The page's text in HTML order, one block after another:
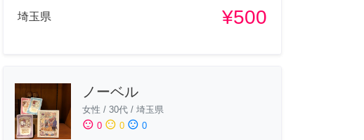
埼玉県 ¥500
ノーベル
女性 / 30代/ 埼玉県
sentiment_satisfied 0 sentiment_neutral 0 sentiment_dissatisfied 0